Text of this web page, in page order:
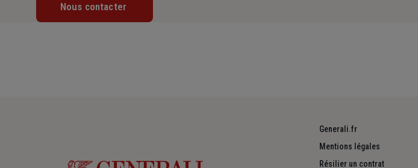
Mardi : 10h – 12h / 14h – 17h
Nous contacter
Generali.fr
Mentions légales
Résilier un contrat